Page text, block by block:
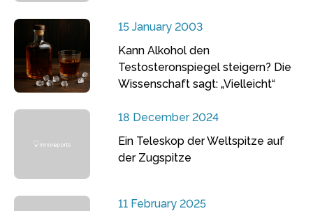
15 January 2003
Kann Alkohol den
Testosteronspiegel steigern? Die
Wissenschaft sagt: „Vielleicht“
18 December 2024
Ein Teleskop der Weltspitze auf
der Zugspitze
11 February 2025